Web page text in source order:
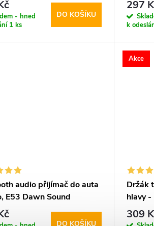
- hned
1 ks
DO KOŠÍKU
297
k
audio přijímač do auta
E53 Dawn Sound
DO KOŠÍKU
Akce
Držák
hlavy -
309